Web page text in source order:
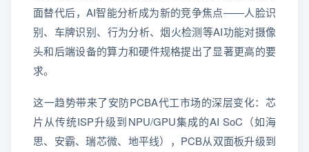
面替代后，AI智能分析成为新的竞争焦点——人脸识
别、车牌识别、行为分析、烟火检测等AI功能对摄像
头和后端设备的算力和硬件规格提出了显著更高的要
求。
这一趋势带来了安防PCBA代工市场的深层变化：芯
片从传统ISP升级到NPU/GPU集成的AI SoC（如海
思、安霸、瑞芯微、地平线），PCB从双面板升级到